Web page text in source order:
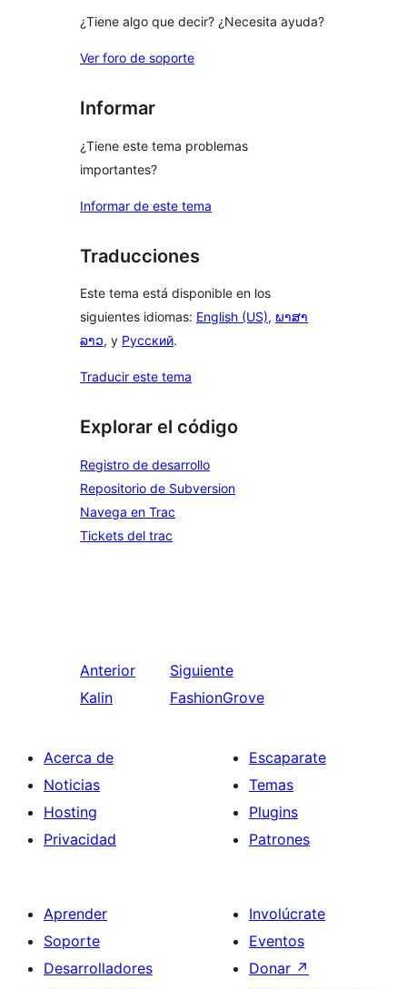
¿Tiene algo que decir? ¿Necesita ayuda?
Ver foro de soporte
Informar
¿Tiene este tema problemas
importantes?
Informar de este tema
Traducciones
Este tema está disponible en los
siguientes idiomas: English (US), ພາສາ
ລາວ, y Русский.
Traducir este tema
Explorar el código
Registro de desarrollo
Repositorio de Subversion
Navega en Trac
Tickets del trac
Anterior
Kalin
Siguiente
FashionGrove
Acerca de
Noticias
Hosting
Privacidad
Escaparate
Temas
Plugins
Patrones
Aprender
Soporte
Desarrolladores
Involúcrate
Eventos
Donar ↗